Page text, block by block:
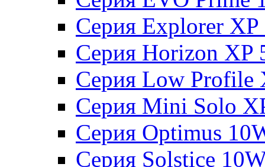
Серия Explorer XP
Серия Horizon XP
Серия Low Profile
Серия Mini Solo
Серия Optimus
Серия Solstice